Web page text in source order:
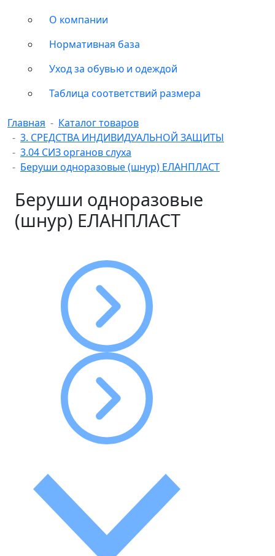
О компании
Нормативная база
Уход за обувью и одеждой
Таблица соответствий размера
Главная
Каталог товаров
3. СРЕДСТВА ИНДИВИДУАЛЬНОЙ ЗАЩИТЫ
3.04 СИЗ органов слуха
Беруши одноразовые (шнур) ЕЛАНПЛАСТ
Беруши одноразовые
(шнур) ЕЛАНПЛАСТ